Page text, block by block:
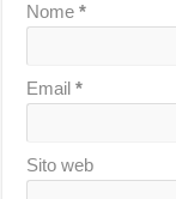
Nome*
Email*
Sito web